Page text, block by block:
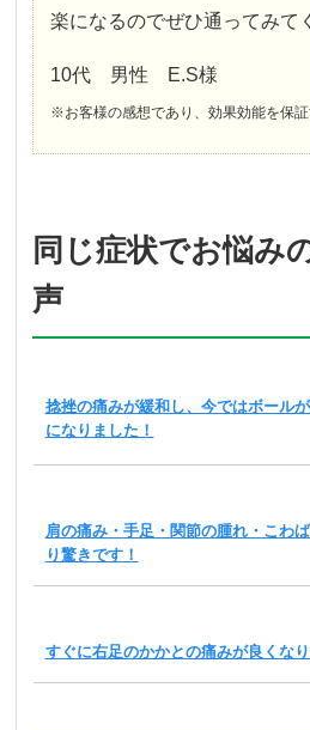
楽になるのでぜひ通ってみて
10代 男性 E.S様
※お客様の感想であり、効果効能を保証
同じ症状でお悩み
声
捻挫の痛みが緩和し、今ではボール
になりました！
肩の痛み・手足・関節の腫れ・こわ
り驚きです！
すぐに右足のかかとの痛みが良くな